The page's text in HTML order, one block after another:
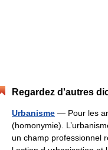
Regardez d'autres
Urbanisme — Pour les
(homonymie).
un champ professionnel